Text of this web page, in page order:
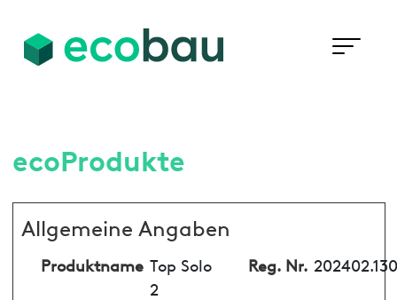
ecoProdukte
Allgemeine Angaben
Produktname Top Solo
2
Reg. Nr.